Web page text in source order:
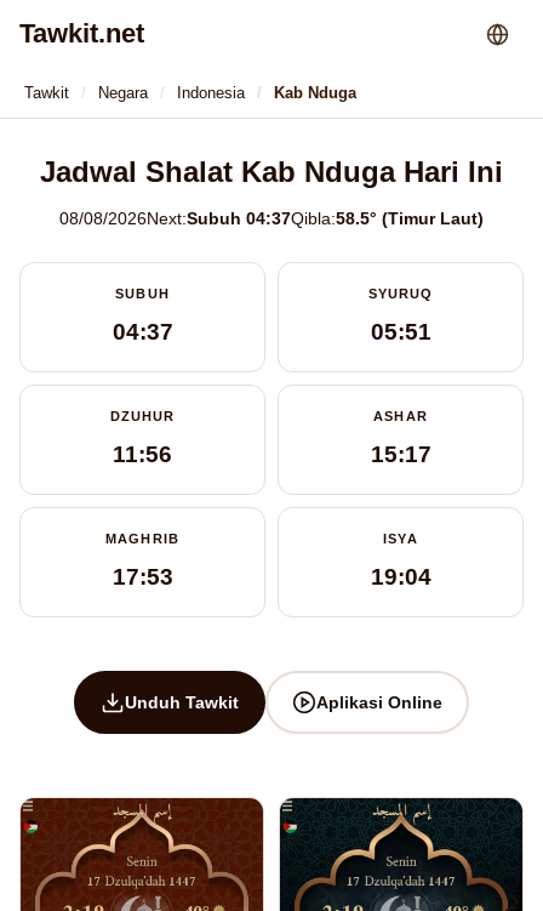
Tawkit.net
Tawkit Negara Indonesia Kab Nduga
Jadwal Shalat Kab Nduga Hari Ini
08/08/2026Next:Subuh 04:37Qibla:58.5° (Timur Laut)
SUBUH
04:37
SYURUQ
05:51
DZUHUR
11:56
ASHAR
15:17
MAGHRIB
17:53
ISYA
19:04
Unduh Tawkit Aplikasi Online